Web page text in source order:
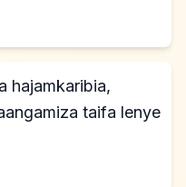
hajamkaribia,